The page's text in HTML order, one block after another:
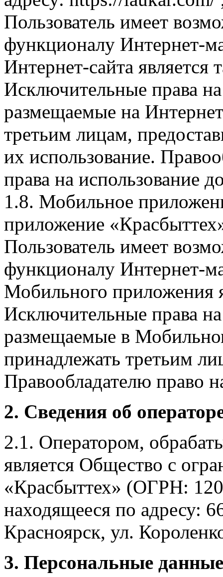
Пользователь имеет
функционалу Интернет-
Интернет-сайта
Исключительные права
размещаемые на
третьим лицам,
их использование.
права на использование
1.8. Мобильное
приложение
Пользователь имеет
функционалу Интернет-
Мобильного приложения
Исключительные права
размещаемые в
принадлежать третьим
Правообладателю право
2. Сведения об
2.1. Оператором,
является Общество с
«Красбыттех» (ОГРН:
находящееся по адресу:
Красноярск, ул.
3. Персональные